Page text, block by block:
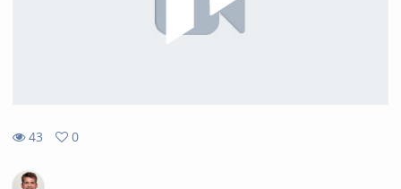
43
views
0
favorites